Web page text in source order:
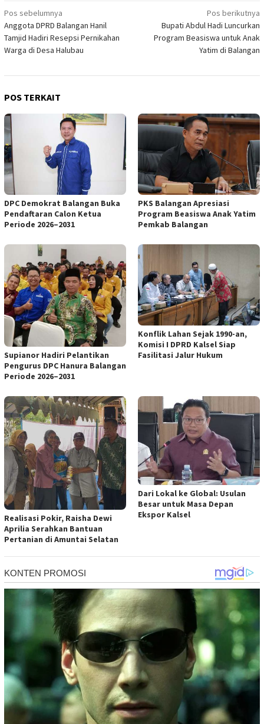
Navigasi
pos
Pos sebelumnya
Anggota DPRD Balangan Hanil
Tamjid Hadiri Resepsi Pernikahan
Warga di Desa Halubau
Pos berikutnya
Bupati Abdul Hadi Luncurkan
Program Beasiswa untuk Anak
Yatim di Balangan
POS TERKAIT
DPC Demokrat Balangan Buka
Pendaftaran Calon Ketua
Periode 2026–2031
PKS Balangan Apresiasi
Program Beasiswa Anak Yatim
Pemkab Balangan
Supianor Hadiri Pelantikan
Pengurus DPC Hanura Balangan
Periode 2026–2031
Konflik Lahan Sejak 1990-an,
Komisi I DPRD Kalsel Siap
Fasilitasi Jalur Hukum
Realisasi Pokir, Raisha Dewi
Aprilia Serahkan Bantuan
Pertanian di Amuntai Selatan
Dari Lokal ke Global: Usulan
Besar untuk Masa Depan
Ekspor Kalsel